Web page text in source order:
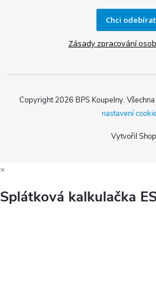
Chci odebírat
Zásady zpracování
Vytvořil
Copyright 2026 BPS Koupelny.
nastavení
×
Splátková kalkulačka